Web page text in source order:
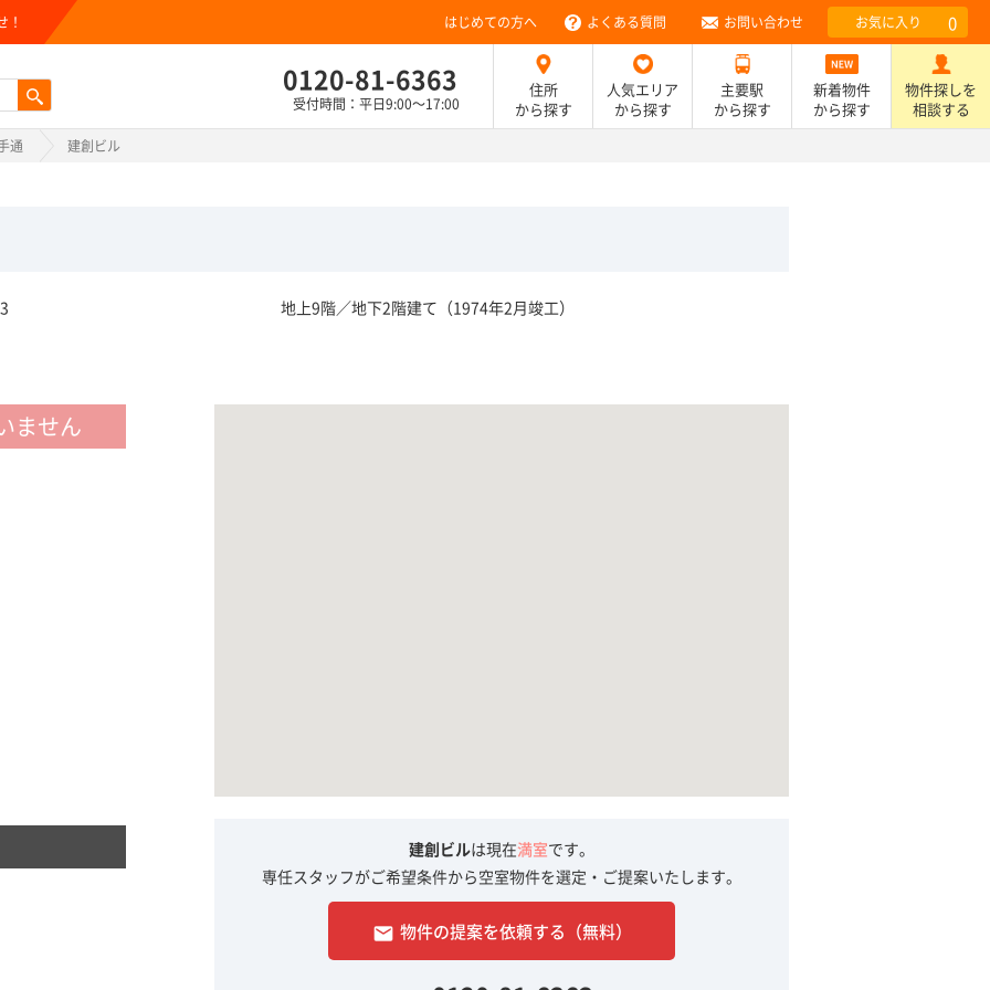
！ はじめての方へ よくある質問 お問い合わせ お気に入り 0
0120-81-6363
受付時間：平日9:00～17:00
住所
から探す
人気エリア
から探す
主要駅
から探す
新着物件
から探す
物件探しを
相談する
通 建創ビル
地上9階／地下2階建て（1974年2月竣工）
ません
建創ビルは現在満室です。
専任スタッフがご希望条件から空室物件を選定・ご提案いたします。
email 物件の提案を依頼する（無料）